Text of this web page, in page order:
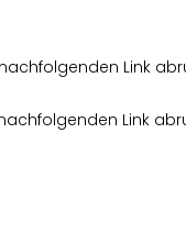
Link
Link